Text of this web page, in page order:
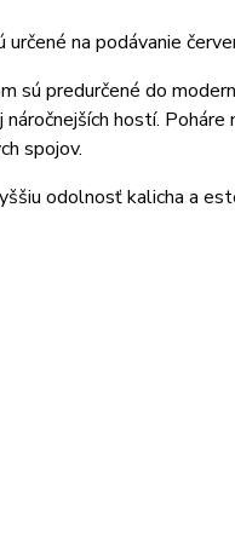
na podávanie
sú predurčené do
hostí. Poháre
spojov.
odolnosť kalicha a